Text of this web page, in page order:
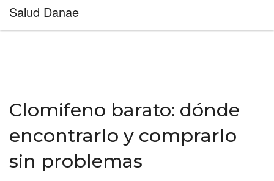
Salud Danae
Clomifeno barato: dónde
encontrarlo y comprarlo
sin problemas